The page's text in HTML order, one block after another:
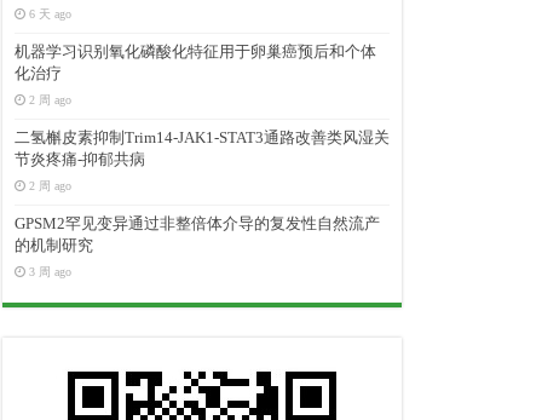
6 天 ago
机器学习识别氧化磷酸化特征用于卵巢癌预后和个体
化治疗
2 周 ago
二氢槲皮素抑制Trim14-JAK1-STAT3通路改善类风湿关
节炎疼痛-抑郁共病
2 周 ago
GPSM2罕见变异通过非整倍体介导的复发性自然流产
的机制研究
3 周 ago